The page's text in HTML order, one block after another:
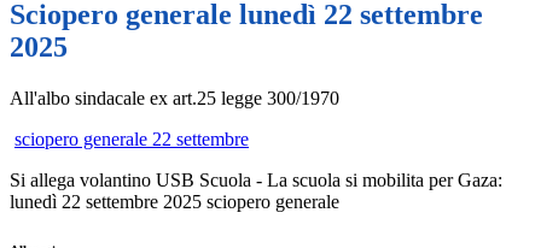
Sciopero generale lunedì 22 settembre
2025
All'albo sindacale ex art.25 legge 300/1970
sciopero generale 22 settembre
Si allega volantino USB Scuola - La scuola si mobilita per Gaza:
lunedì 22 settembre 2025 sciopero generale